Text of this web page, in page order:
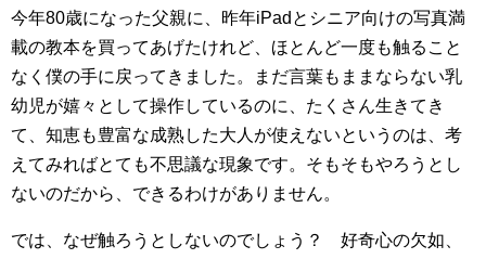
今年80歳になった父親に、昨年iPadとシニア向けの写真満
載の教本を買ってあげたけれど、ほとんど一度も触ること
なく僕の手に戻ってきました。まだ言葉もままならない乳
幼児が嬉々として操作しているのに、たくさん生きてき
て、知恵も豊富な成熟した大人が使えないというのは、考
えてみればとても不思議な現象です。そもそもやろうとし
ないのだから、できるわけがありません。
では、なぜ触ろうとしないのでしょう？ 好奇心の欠如、